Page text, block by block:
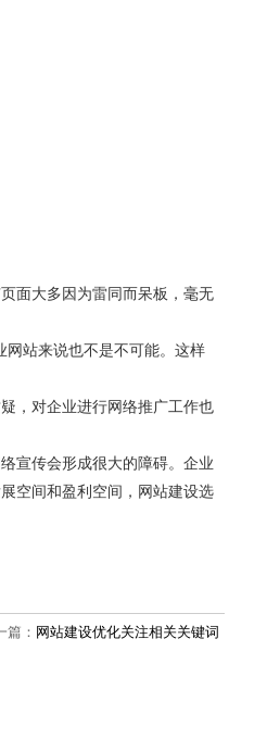
面大多因为雷同而呆板，毫无
网站来说也不是不可能。这样
，对企业进行网络推广工作也
宣传会形成很大的障碍。企业
空间和盈利空间，网站建设选
篇： 网站建设优化关注相关关键词